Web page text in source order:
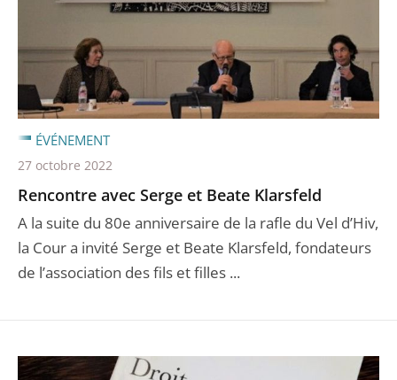
Rencontre avec Serge et Beate Klarsfeld
A la suite du 80e anniversaire de la rafle du Vel d’Hiv,
la Cour a invité Serge et Beate Klarsfeld, fondateurs
de l’association des fils et filles ...
ÉVÉNEMENT
27 octobre 2022